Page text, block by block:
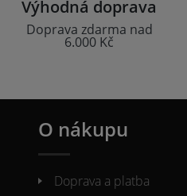
Výhodná doprava
Doprava zdarma nad
6.000 Kč
O nákupu
Doprava a platba